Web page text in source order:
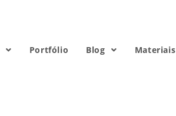
Portfólio Blog Materiais